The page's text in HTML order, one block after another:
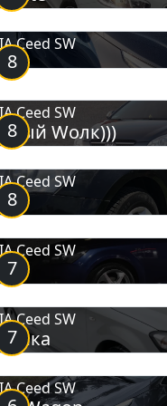
8
Ceed SW
8
Ceed SW
Wолк)))
8
Ceed SW
7
Ceed SW
7
Ceed SW
Ceed SW